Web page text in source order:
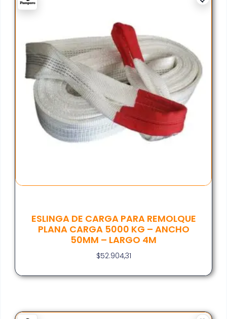
ESLINGA DE CARGA PARA REMOLQUE
PLANA CARGA 5000 KG – ANCHO
50MM – LARGO 4M
$52.904,31